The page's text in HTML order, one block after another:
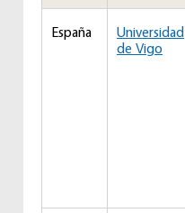
España
Universidad
de Vigo